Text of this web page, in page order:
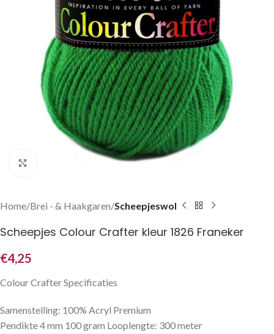
Klik om te vergroten
Home Brei - & Haakgaren Scheepjeswol
Scheepjes Colour Crafter kleur 1826 Franeker
€4,25
Colour Crafter Specificaties
Samenstelling: 100% Acryl Premium
Pendikte 4 mm 100 gram Looplengte: 300 meter